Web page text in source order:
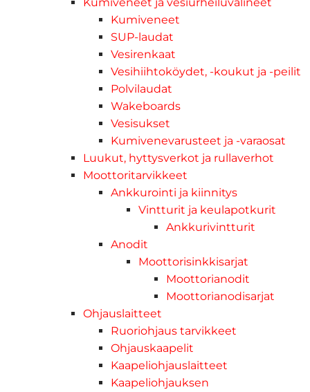
Kumiveneet
SUP-laudat
Vesirenkaat
Vesihiihtoköydet, -koukut ja -peilit
Polvilaudat
Wakeboards
Vesisukset
Kumivenevarusteet ja -varaosat
Luukut, hyttysverkot ja rullaverhot
Moottoritarvikkeet
Ankkurointi ja kiinnitys
Vintturit ja keulapotkurit
Ankkurivintturit
Anodit
Moottorisinkkisarjat
Moottorianodit
Moottorianodisarjat
Ohjauslaitteet
Ruoriohjaus tarvikkeet
Ohjauskaapelit
Kaapeliohjauslaitteet
Kaapeliohjauksen